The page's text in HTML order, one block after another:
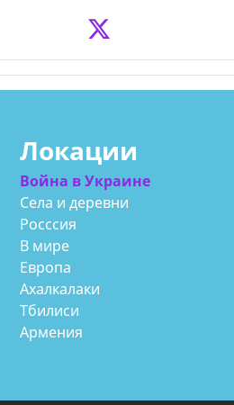
Локации
Война в Украине
Села и деревни
Росссия
В мире
Европа
Ахалкалаки
Тбилиси
Армения